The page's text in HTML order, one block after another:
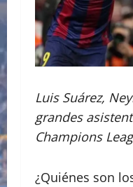
Luis Suárez,
grandes
Champions
¿Quiénes son